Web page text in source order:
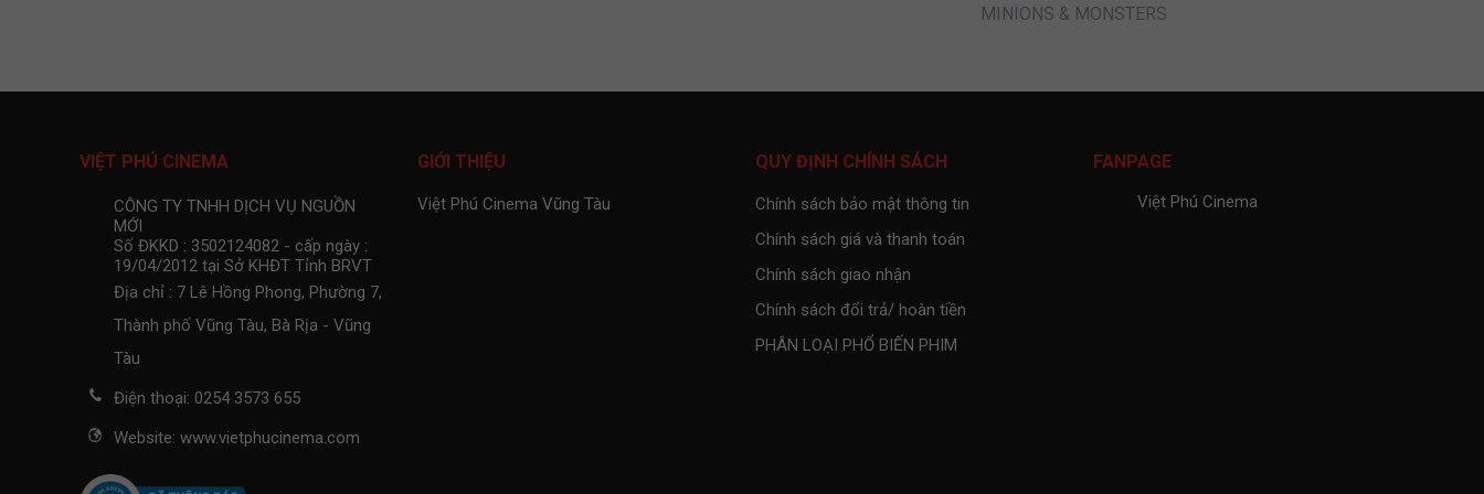
MINIONS & MONSTERS
VIỆT PHÚ CINEMA
CÔNG TY TNHH DỊCH VỤ NGUỒN
MỚI
Số ĐKKD : 3502124082 - cấp ngày :
19/04/2012 tại Sở KHĐT Tỉnh BRVT
Địa chỉ : 7 Lê Hồng Phong, Phường 7,
Thành phố Vũng Tàu, Bà Rịa - Vũng
Tàu
Điện thoại: 0254 3573 655
Website: www.vietphucinema.com
GIỚI THIỆU
Việt Phú Cinema Vũng Tàu
QUY ĐỊNH CHÍNH SÁCH
Chính sách bảo mật thông tin
Chính sách giá và thanh toán
Chính sách giao nhận
Chính sách đổi trả/ hoàn tiền
PHÂN LOẠI PHỔ BIẾN PHIM
FANPAGE
Việt Phú Cinema